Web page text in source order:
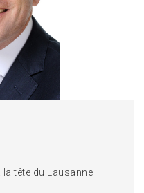
la tête du Lausanne